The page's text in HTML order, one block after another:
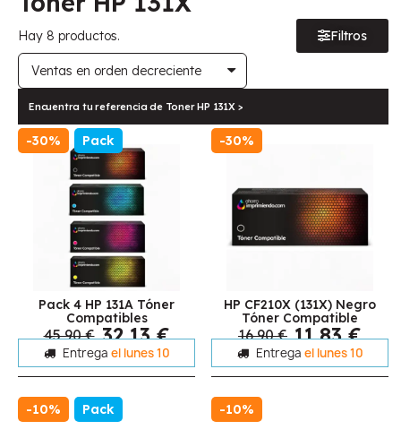
Hay 8 productos. Filtros
Encuentra tu referencia de Toner HP 131X >
-30% Pack
Pack 4 HP 131A Tóner
Compatibles
45,90 € 32,13 €
Entrega el lunes 10
-30%
HP CF210X (131X) Negro
Tóner Compatible
16,90 € 11,83 €
Entrega el lunes 10
-10% Pack -10%